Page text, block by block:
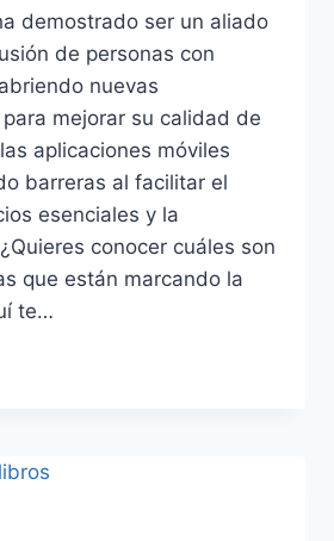
demostrado ser un aliado
de personas con
nuevas
mejorar su calidad de
aplicaciones móviles
barreras al facilitar el
esenciales y la
conocer cuáles son
que están marcando la
te…